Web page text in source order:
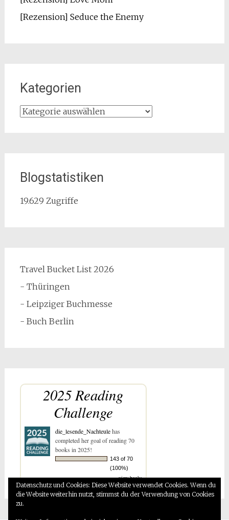
[Rezension] Seduce the Enemy
Kategorien
Kategorien
Blogstatistiken
19.629 Zugriffe
Travel Bucket List 2026
- Thüringen
- Leipziger Buchmesse
- Buch Berlin
2025 Reading
Challenge
die_lesende_Nachteulehas
completed her goal of reading 70
books in 2025!
143 of 70
(100%)
view books
Datenschutz und Cookies: Diese Website verwendet Cookies. Wenn du
die Website weiterhin nutzt, stimmst du der Verwendung von Cookies
zu.